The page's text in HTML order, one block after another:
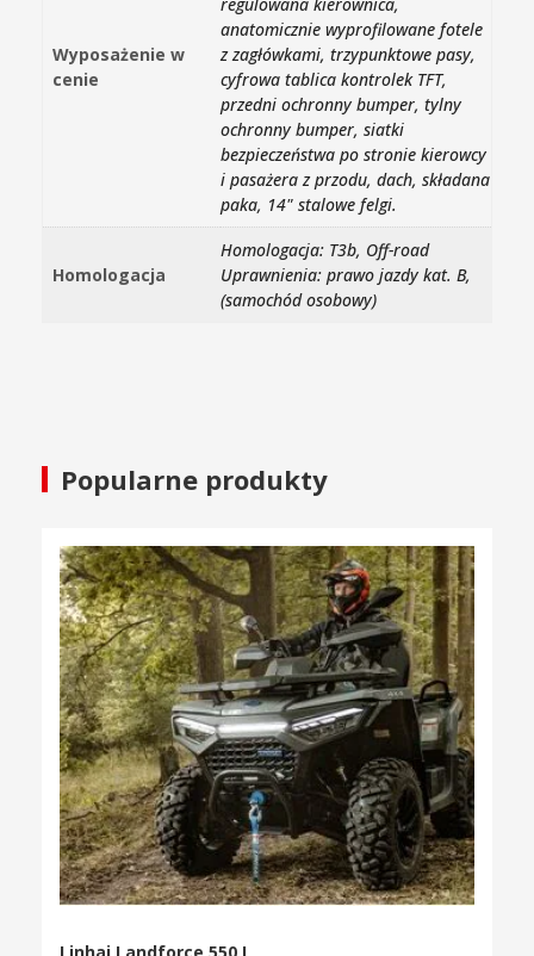
Wyposażenie w
cenie
anatomicznie wyprofilowane fotele
z zagłówkami, trzypunktowe pasy,
cyfrowa tablica kontrolek TFT,
przedni ochronny bumper, tylny
ochronny bumper, siatki
bezpieczeństwa po stronie kierowcy
i pasażera z przodu, dach, składana
paka, 14" stalowe felgi.
Homologacja
Homologacja: T3b, Off-road
Uprawnienia: prawo jazdy kat. B,
(samochód osobowy)
Popularne produkty